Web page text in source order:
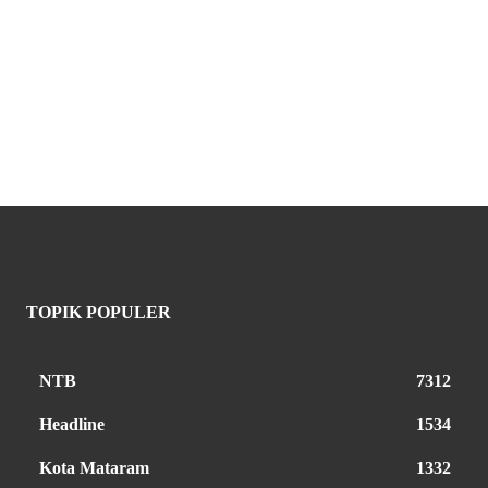
TOPIK POPULER
NTB 7312
Headline 1534
Kota Mataram 1332